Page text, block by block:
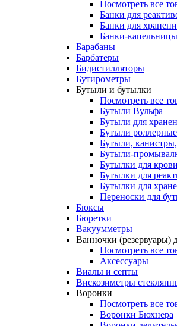
Посмотреть все
Банки для
Банки для
Банки-капельницы
Барабаны
Барбатеры
Бидистилляторы
Бутирометры
Бутыли и бутылки
Посмотреть все
Бутыли Вульфа
Бутыли для
Бутыли роллерные
Бутыли,
Бутыли-
Бутылки для крови
Бутылки для
Бутылки для
Переноски для
Бюксы
Бюретки
Вакуумметры
Ванночки (резервуары)
Посмотреть все
Аксессуары
Виалы и септы
Вискозиметры
Воронки
Посмотреть все
Воронки Бюхнера